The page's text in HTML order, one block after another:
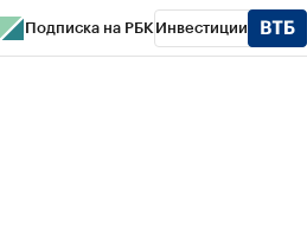
Подписка на РБК Инвестиции